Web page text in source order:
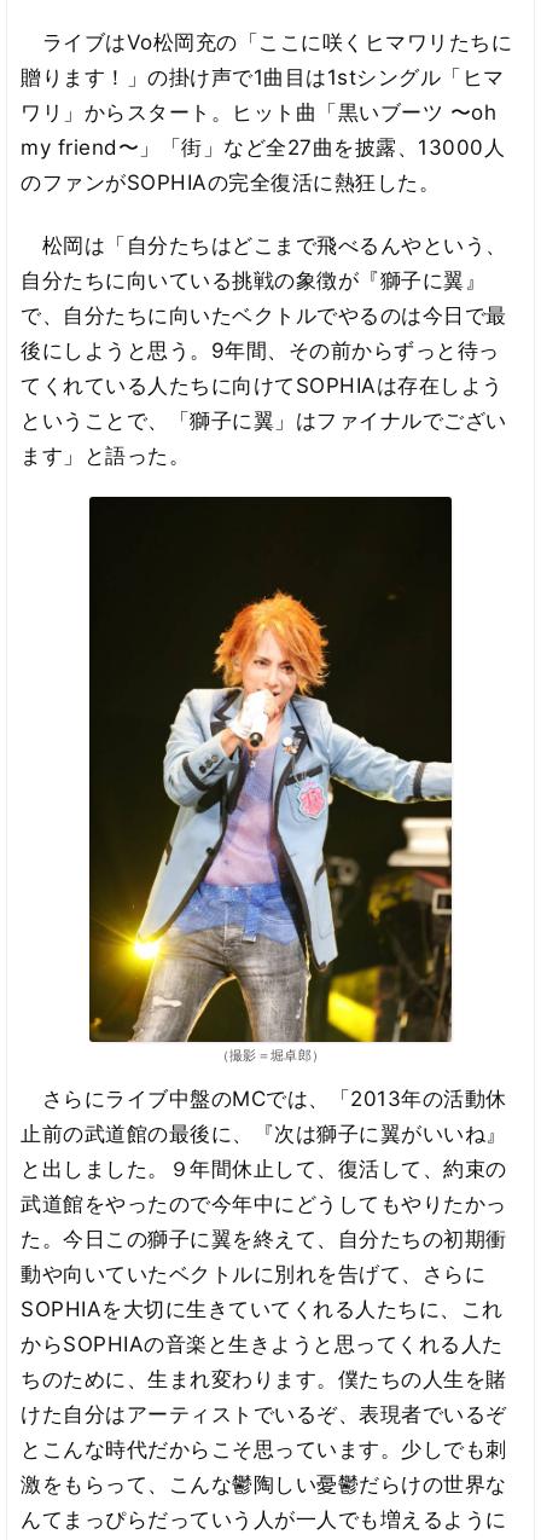
ライブはVo松岡充の「ここに咲くヒマワリたちに
贈ります！」の掛け声で1曲目は1stシングル「ヒマ
ワリ」からスタート。ヒット曲「黒いブーツ 〜oh
my friend〜」「街」など全27曲を披露、13000人
のファンがSOPHIAの完全復活に熱狂した。
松岡は「自分たちはどこまで飛べるんやという、
自分たちに向いている挑戦の象徴が『獅子に翼』
で、自分たちに向いたベクトルでやるのは今日で最
後にしようと思う。9年間、その前からずっと待っ
てくれている人たちに向けてSOPHIAは存在しよう
ということで、「獅子に翼」はファイナルでござい
ます」と語った。
（撮影＝堀卓郎）
さらにライブ中盤のMCでは、「2013年の活動休
止前の武道館の最後に、『次は獅子に翼がいいね』
と出しました。９年間休止して、復活して、約束の
武道館をやったので今年中にどうしてもやりたかっ
た。今日この獅子に翼を終えて、自分たちの初期衝
動や向いていたベクトルに別れを告げて、さらに
SOPHIAを大切に生きていてくれる人たちに、これ
からSOPHIAの音楽と生きようと思ってくれる人た
ちのために、生まれ変わります。僕たちの人生を賭
けた自分はアーティストでいるぞ、表現者でいるぞ
とこんな時代だからこそ思っています。少しでも刺
激をもらって、こんな鬱陶しい憂鬱だらけの世界な
んてまっぴらだっていう人が一人でも増えるように